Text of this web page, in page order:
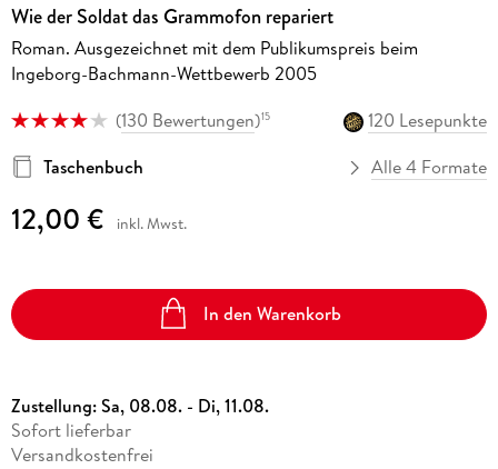
Wie der Soldat das Grammofon repariert
Roman. Ausgezeichnet mit dem Publikumspreis beim
Ingeborg-Bachmann-Wettbewerb 2005
(130 Bewertungen)15
120 Lesepunkte
Taschenbuch
Alle 4 Formate
12,00 € inkl. Mwst.
In den Warenkorb
Zustellung:Sa, 08.08. - Di, 11.08.
Sofort lieferbar
Versandkostenfrei